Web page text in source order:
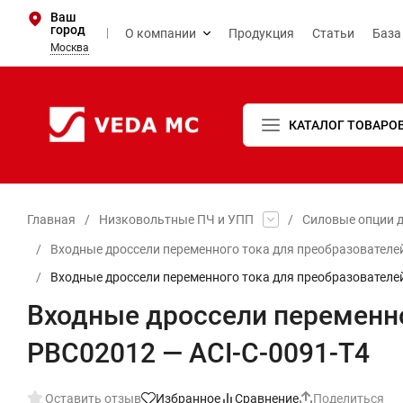
Ваш
город
Москва
О компании Продукция Статьи
КАТАЛОГ
Главная / Низковольтные ПЧ и УПП / Силовые опции
/
Входные дроссели переменного тока для
/
Входные дроссели переменного тока для
Входные дроссели
PBC02012 — ACI-C-0091-T4
Оставить отзыв Избранное Сравнение Поделиться